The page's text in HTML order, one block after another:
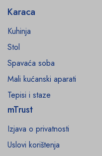
Karaca
Kuhinja
Stol
Spavaća soba
Mali kućanski aparati
Tepisi i staze
mTrust
Izjava o privatnosti
Uslovi korištenja